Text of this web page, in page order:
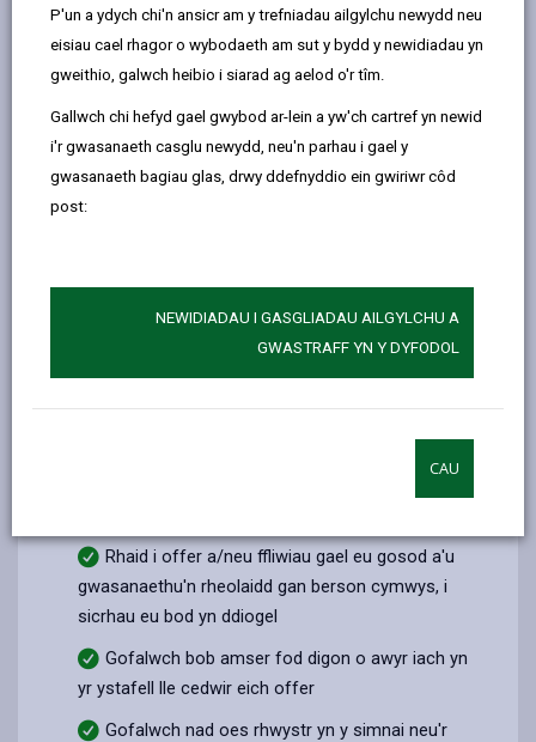
P'un a ydych chi'n ansicr am y trefniadau ailgylchu newydd neu
eisiau cael rhagor o wybodaeth am sut y bydd y newidiadau yn
gweithio, galwch heibio i siarad ag aelod o'r tîm.
Gallwch chi hefyd gael gwybod ar-lein a yw'ch cartref yn newid
i'r gwasanaeth casglu newydd, neu'n parhau i gael y
gwasanaeth bagiau glas, drwy ddefnyddio ein gwiriwr côd
post:
NEWIDIADAU I GASGLIADAU AILGYLCHU A
GWASTRAFF YN Y DYFODOL
CAU
symptomau y dylid bod yn effro iddynt mae:
Blinder, teimlo'n gysglyd, pennau tost, pendro,
teimlo'n gyfoglyd, chwydu, poenau yn y frest, diffyg
anadl, poenau yn y stumog, ymddygiad di-ddal,
problemau golwg
Er mwyn atal bod mewn cysylltiad â charbon
nwy yng ngofal gweithiwr sydd wedi'igofrestru
gyda ‘Gas Safe’
ac sy'n alluog i wneud gwaith yn
Rhaid i offer a/neu ffliwiau gael eu gosod a'u
gwasanaethu'n rheolaidd gan berson cymwys, i
sicrhau eu bod yn ddiogel
Gofalwch bob amser fod digon o awyr iach yn
yr ystafell lle cedwir eich offer
Gofalwch nad oes rhwystr yn y simnai neu'r